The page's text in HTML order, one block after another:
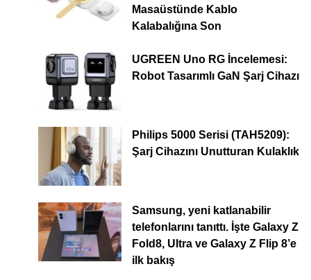
Masaüstünde Kablo
Kalabalığına Son
UGREEN Uno RG İncelemesi:
Robot Tasarımlı GaN Şarj Cihazı
Philips 5000 Serisi (TAH5209):
Şarj Cihazını Unutturan Kulaklık
Samsung, yeni katlanabilir
telefonlarını tanıttı. İşte Galaxy Z
Fold8, Ultra ve Galaxy Z Flip 8’e
ilk bakış